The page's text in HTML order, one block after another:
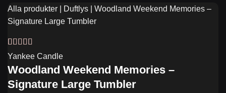
Alla produkter Duftlys
Woodland Weekend Memories –
Signature Large Tumbler
Vurdert4.5
av 5 basert
på
2
Yankee Candle
Woodland Weekend Memories –
Signature Large Tumbler